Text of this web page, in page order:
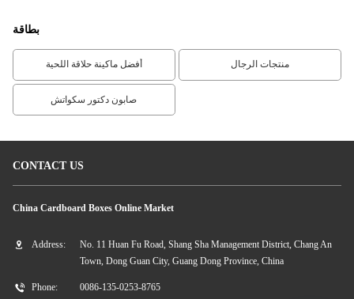
بطاقة
أفضل ماكينة حلاقة اللحية منتجات الرجال
صابون دكتور سكواتش
CONTACT US
China Cardboard Boxes Online Market
Address:
No. 11 Huan Fu Road, Shang Sha Management District, Chang An
Town, Dong Guan City, Guang Dong Province, China
Phone: 0086-135-0253-8765